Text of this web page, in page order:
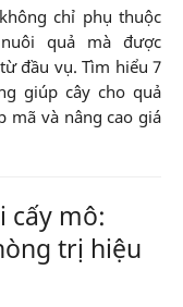
chỉ phụ thuộc
quả mà được
đầu vụ. Tìm hiểu 7
giúp cây cho quả
mã và nâng cao giá
cấy mô:
trị hiệu